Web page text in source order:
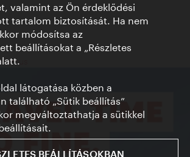
valamint az Ön érdeklődési
tartalom biztosítását. Ha nem
módosítsa az
beállításokat a „Részletes
látogatása közben a
található „Sütik beállítás”
megváltoztathatja a sütikkel
BEÁLLÍTÁSOKBAN